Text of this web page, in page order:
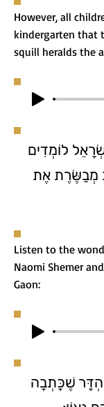
However, all
kindergarten that
squill heralds the
לוֹמְדִים
מְבַשֶּׂרֶת אֶת
Listen to the
Naomi Shemer
Gaon:
שֶׁכָּתְבָה